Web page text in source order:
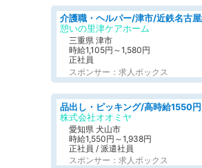
憩いの里津ケアホーム
三重県 津市
時給1,105円～1,580円
正社員
スポンサー：求人ボックス
株式会社オオミヤ
愛知県 犬山市
時給1,550円～1,938円
正社員 / 派遣社員
スポンサー：求人ボックス